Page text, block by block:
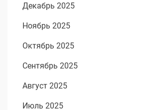
Декабрь 2025
Ноябрь 2025
Октябрь 2025
Сентябрь 2025
Август 2025
Июль 2025